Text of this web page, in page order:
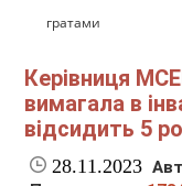
гратами
Керівниця
вимагала в
відсидить 5
28.11.2023